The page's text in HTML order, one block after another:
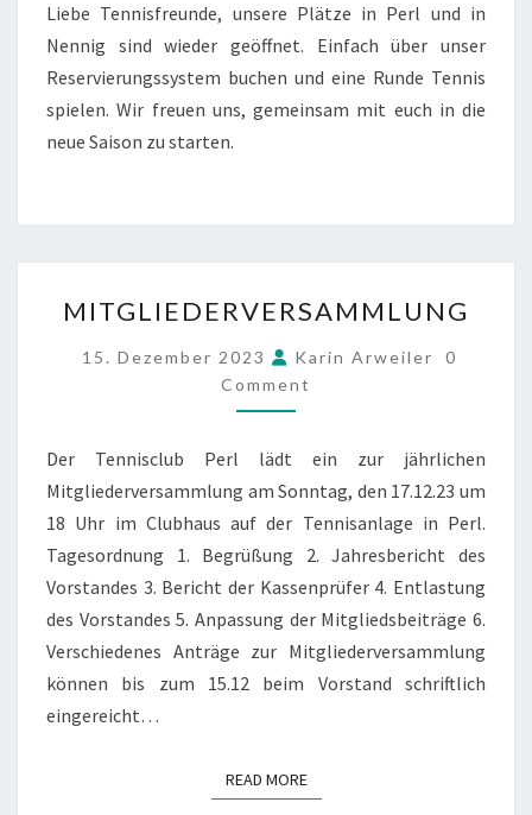
Liebe Tennisfreunde, unsere Plätze in Perl und in
Nennig sind wieder geöffnet. Einfach über unser
Reservierungssystem buchen und eine Runde Tennis
spielen. Wir freuen uns, gemeinsam mit euch in die
neue Saison zu starten.
MITGLIEDERVERSAMMLUNG
15. Dezember 2023 Karin Arweiler
0
Comment
Der Tennisclub Perl lädt ein zur jährlichen
Mitgliederversammlung am Sonntag, den 17.12.23 um
18 Uhr im Clubhaus auf der Tennisanlage in Perl.
Tagesordnung 1. Begrüßung 2. Jahresbericht des
Vorstandes 3. Bericht der Kassenprüfer 4. Entlastung
des Vorstandes 5. Anpassung der Mitgliedsbeiträge 6.
Verschiedenes Anträge zur Mitgliederversammlung
können bis zum 15.12 beim Vorstand schriftlich
eingereicht…
READ MOREREAD MORE